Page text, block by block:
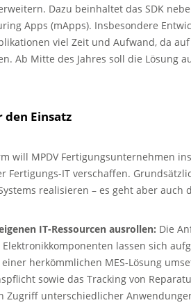
Dazu beinhaltet das SDK
Apps (mApps). Insbesondere
viel Zeit und Aufwand, da
Ab Mitte des Jahres soll die Lösung
den Einsatz
will MPDV Fertigungsunternehmen
Fertigungs-IT verschaffen.
realisieren – es geht aber
IT-Ressourcen ausrollen: Die
Elektronikkomponenten lassen sich
herkömmlichen MES-Lösung
sowie das Tracking von
Zugriff unterschiedlicher